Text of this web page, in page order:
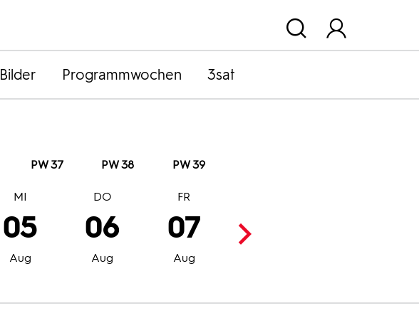
Bilder Programmwochen 3sat
PW 37 PW 38 PW 39
05
Aug
MI
06
Aug
DO
07
Aug
FR
08